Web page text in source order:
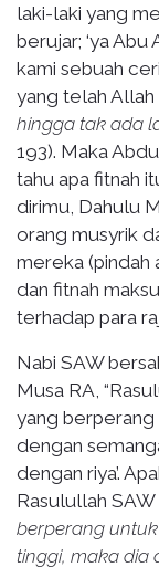
laki-laki yang
berujar; ‘ya
kami sebuah
yang telah Allah
hingga tak ada
193). Maka
tahu apa fitnah
dirimu, Dahulu
orang musyrik
mereka (pindah
dan fitnah
terhadap para
Nabi SAW
Musa RA,
yang
dengan
dengan riya’.
Rasulullah SAW
berperang
tinggi, maka dia